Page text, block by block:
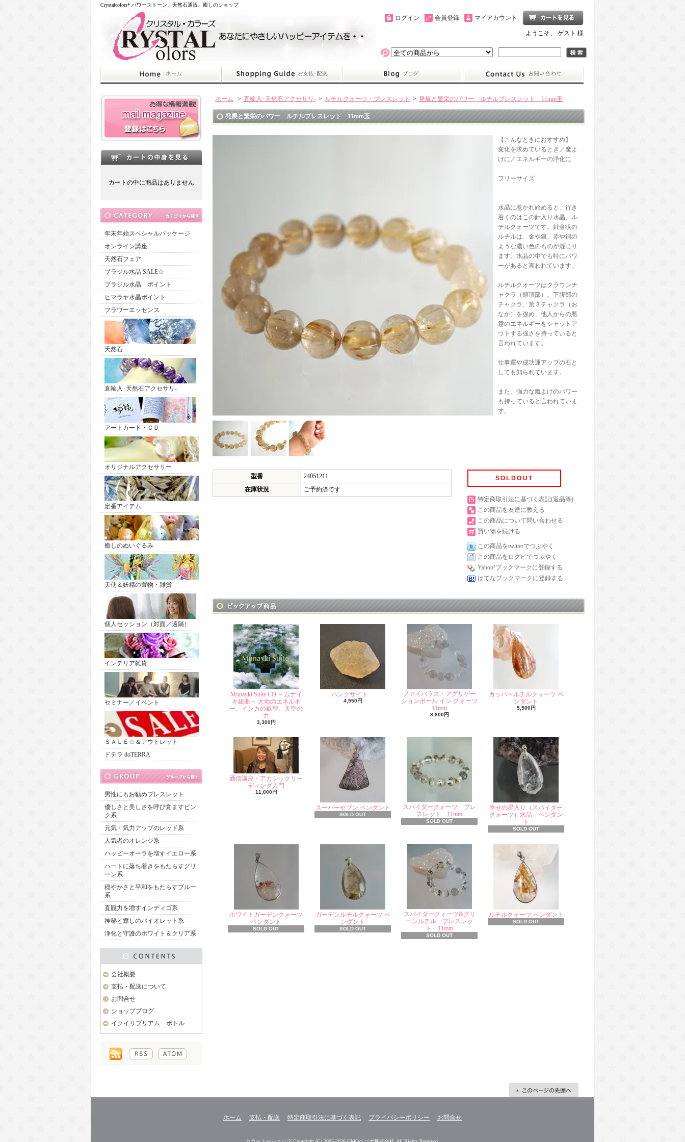
Crystalcolors* パワーストーン、天然石通販、癒しのショップ
マイアカウント
会員登録
ログイン
ようこそ、 ゲスト 様
カートの中に商品はありません
年末年始スペシャルパッケージ
オンライン講座
天然石フェア
ブラジル水晶 SALE☆
ブラジル水晶 ポイント
ヒマラヤ水晶ポイント
フラワーエッセンス
天然石
直輸入･天然石アクセサリ-
アートカード・ＣＤ
オリジナルアクセサリー
定番アイテム
癒しのぬいぐるみ
天使＆妖精の置物・雑貨
個人セッション（対面／遠隔）
インテリア雑貨
セミナー／イベント
ＳＡＬＥ☆＆アウトレット
ドテラ doTERRA
男性にもお勧めブレスレット
優しさと美しさを呼び覚ますピン
ク系
元気・気力アップのレッド系
人気者のオレンジ系
ハッピーオーラを増すイエロー系
ハートに落ち着きをもたらすグリ
ーン系
穏やかさと平和をもたらすブルー
系
直観力を増すインディゴ系
神秘と癒しのバイオレット系
浄化と守護のホワイト＆クリア系
会社概要
支払・配送について
お問合せ
ショップブログ
イクイリブリアム ボトル
ホーム > 直輸入･天然石アクセサリ- > ルチルクォーツ・ブレスレット > 発展と繁栄のパワー ルチルブレスレット 11mm玉
発展と繁栄のパワー ルチルブレスレット 11mm玉
【こんなときにおすすめ】
変化を求めているとき／魔よ
けに／エネルギーの浄化に
フリーサイズ
水晶に惹かれ始めると、行き
着くのはこの針入り水晶、ル
チルクォーツです。針金状の
ルチルは、金や銀、赤や銅の
ような濃い色のものが混じり
ます。水晶の中でも特にパワ
ーがあると言われています。
ルチルクオーツはクラウンチ
ャクラ（頭頂部）、下腹部の
チャクラ、第３チャクラ（お
なか）を強め、他人からの悪
意のエネルギーをシャットア
ウトする強さを持っていると
言われています。
仕事運や成功運アップの石と
しても知られています。
また、強力な魔よけのパワー
も持っていると言われていま
す。
型番
24051211
在庫状況
ご予約済です
SOLDOUT
特定商取引法に基づく表記(返品等)
この商品を友達に教える
この商品について問い合わせる
買い物を続ける
この商品をtwitterでつぶやく
この商品をログピでつぶやく
Yahoo!ブックマークに登録する
はてなブックマークに登録する
Munayki Suite CD ～ムナイ
キ組曲～ 大地のエネルギ
ー、インカの叡智、天空の
力
3,300円
ハンクサイト
4,950円
ファイバラス・アグリゲー
ションボール イン クォーツ
11mm
8,800円
カッパールチルクォーツ ペ
ンダント
5,500円
通信講座・アカシックリー
ディング入門
11,000円
スーパーセブン ペンダント
SOLD OUT
スパイダークォーツ ブレ
スレット 11mm
SOLD OUT
幸せの星入り（スパイダー
クォーツ）水晶 ペンダン
ト
SOLD OUT
ホワイトガーデンクォーツ
ペンダント
SOLD OUT
ガーデンルチルクォーツ ペ
ンダント
SOLD OUT
スパイダークォーツ&グリ
ーンルチル ブレスレッ
ト 11mm
SOLD OUT
ルチルクォーツ ペンダント
SOLD OUT
ホーム 支払・配送 特定商取引法に基づく表記 プライバシーポリシー お問合せ